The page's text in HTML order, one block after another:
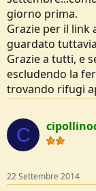
giorno prima.
Grazie per il link
guardato
Grazie a tutti, e
escludendo la
trovando rifugi
C
22 Settembre 2014